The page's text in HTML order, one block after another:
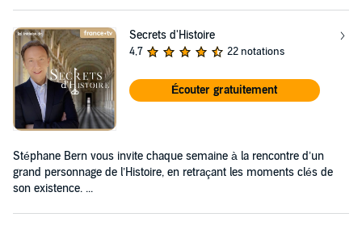
Secrets d'Histoire
4,7 22 notations
Écouter gratuitement
Stéphane Bern vous invite chaque semaine à la rencontre d’un
grand personnage de l’Histoire, en retraçant les moments clés de
son existence. ...